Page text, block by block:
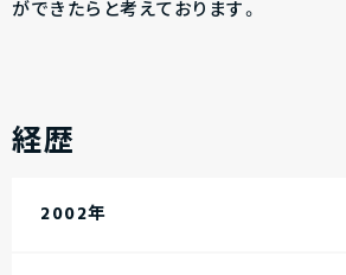
ができたらと考えております。
経歴
2002年